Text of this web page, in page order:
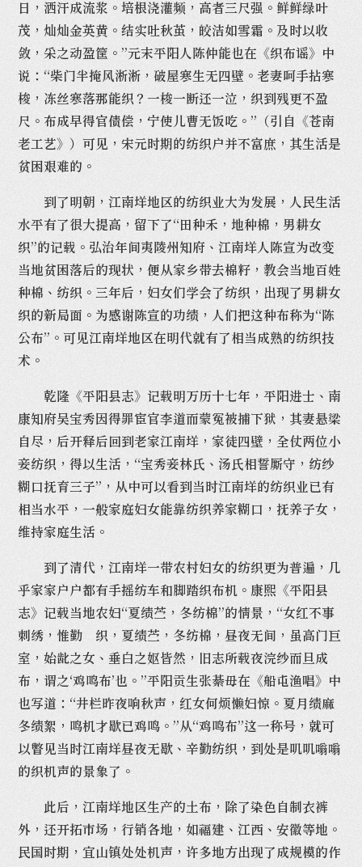
日，洒汗成流浆。培根浇灌频，高者三尺强。鲜鲜绿叶
茂，灿灿金英黄。结实吐秋茧，皎洁如雪霜。及时以收
敛，采之动盈筐。”元末平阳人陈仲能也在《织布谣》中
说：“柴门半掩风淅淅，破屋寒生无四壁。老妻呵手拈寒
梭，冻丝寒落那能织？一梭一断还一泣，织到残更不盈
尺。布成早得官债偿，宁使儿曹无饭吃。”（引自《苍南
老工艺》）可见，宋元时期的纺织户并不富庶，其生活是
贫困艰难的。
到了明朝，江南垟地区的纺织业大为发展，人民生活
水平有了很大提高，留下了“田种禾，地种棉，男耕女
织”的记载。弘治年间夷陵州知府、江南垟人陈宣为改变
当地贫困落后的现状，便从家乡带去棉籽，教会当地百姓
种棉、纺织。三年后，妇女们学会了纺织，出现了男耕女
织的新局面。为感谢陈宣的功绩，人们把这种布称为“陈
公布”。可见江南垟地区在明代就有了相当成熟的纺织技
术。
乾隆《平阳县志》记载明万历十七年，平阳进士、南
康知府吴宝秀因得罪宦官李道而蒙冤被捕下狱，其妻悬梁
自尽，后开释后回到老家江南垟，家徒四壁，全仗两位小
妾纺织，得以生活，“宝秀妾林氏、汤氏相誓厮守，纺纱
糊口抚育三子”，从中可以看到当时江南垟的纺织业已有
相当水平，一般家庭妇女能靠纺织养家糊口，抚养子女，
维持家庭生活。
到了清代，江南垟一带农村妇女的纺织更为普遍，几
乎家家户户都有手摇纺车和脚踏织布机。康熙《平阳县
志》记载当地农妇“夏绩苎，冬纺棉”的情景，“女红不事
刺绣，惟勤 织，夏绩苎，冬纺棉，昼夜无间，虽高门巨
室，始龀之女、垂白之妪皆然，旧志所载夜浣纱而旦成
布，谓之‘鸡鸣布’也。”平阳贡生张綦毋在《船屯渔唱》中
也写道：“井栏昨夜响秋声，红女何烦懒妇惊。夏月绩麻
冬绩絮，鸣机才歇已鸡鸣。”从“鸡鸣布”这一称号，就可
以瞥见当时江南垟昼夜无歇、辛勤纺织，到处是叽叽嗡嗡
的织机声的景象了。
此后，江南垟地区生产的土布，除了染色自制衣裤
外，还开拓市场，行销各地，如福建、江西、安徽等地。
民国时期，宜山镇处处机声，许多地方出现了成规模的作